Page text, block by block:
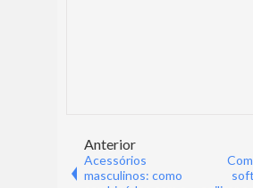
Anterior
Acessórios
masculinos: como